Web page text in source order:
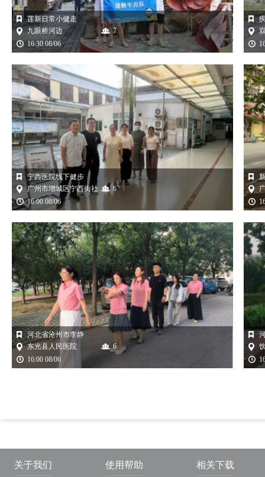
莲新日常小健走
九眼桥河边
7
16:30 08/06
宁西医院线下健步
广州市增城区宁西街社
区卫生服务中心
6
16:00 08/06
河北省沧州市李静
东光县人民医院
6
16:00 08/06
关于我们 使用帮助 相关下载